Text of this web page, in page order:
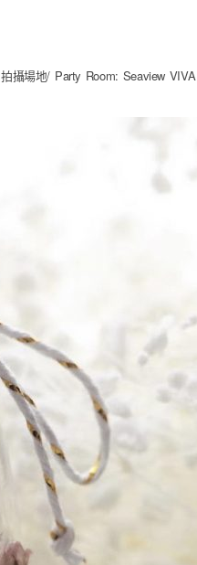
拍攝場地/ Party Room: Seaview VIVA